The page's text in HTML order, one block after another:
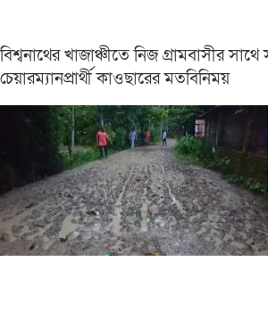
বিশ্বনাথের খাজাঞ্চীতে নিজ গ্রামবাসীর সাথে
চেয়ারম্যানপ্রার্থী কাওছারের মতবিনিময়